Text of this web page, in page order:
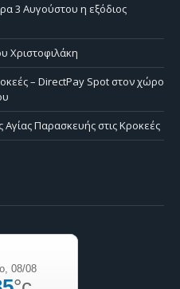
3 Αυγούστου η εξόδιος
Χριστοφιλάκη
– DirectPay Spot στον χώρο
Αγίας Παρασκευής στις Κροκεές